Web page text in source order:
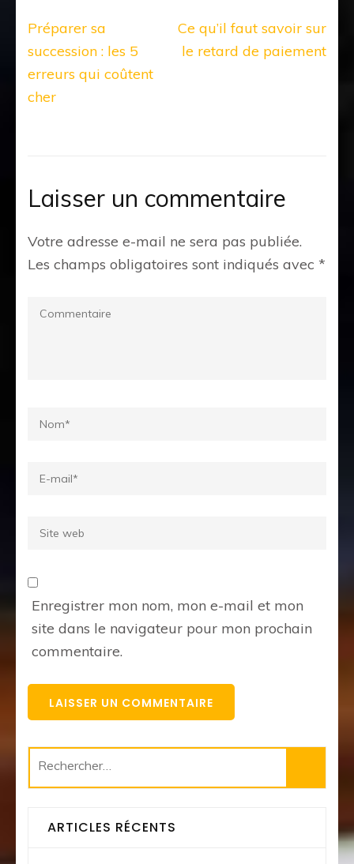
Navigation
de
l’article
Préparer sa
succession : les 5
erreurs qui coûtent
cher
Ce qu’il faut savoir sur
le retard de paiement
Laisser un commentaire
Votre adresse e-mail ne sera pas publiée.
Les champs obligatoires sont indiqués avec *
Commentaire
Name*
Email*
Site
Enregistrer mon nom, mon e-mail et mon
site dans le navigateur pour mon prochain
commentaire.
Rechercher :
ARTICLES RÉCENTS